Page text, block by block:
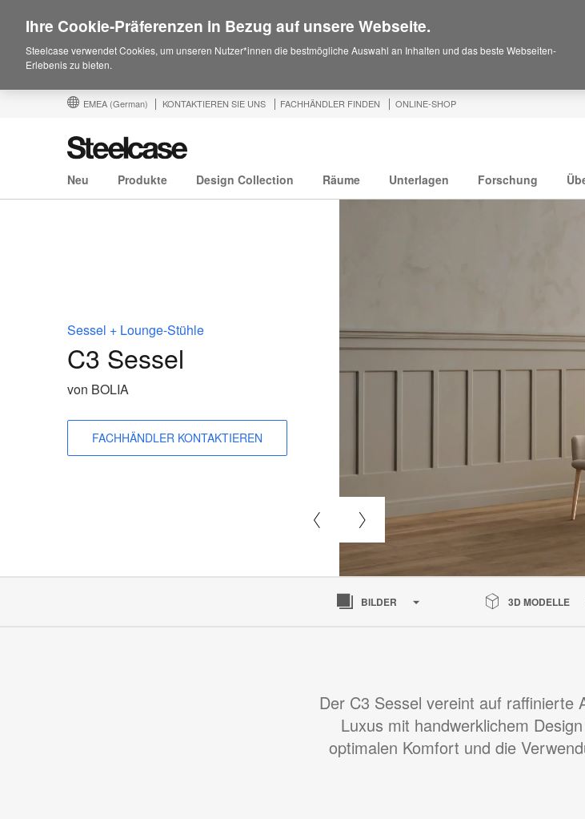
EMEA (German) KONTAKTIEREN SIE UNS FACHHÄNDLER FINDEN ONLINE-SHOP
Neu Produkte Design Collection Räume Unterlagen Forschung
Sessel + Lounge-Stühle
C3 Sessel
von BOLIA
FACHHÄNDLER KONTAKTIEREN
BILDER 3D MODELLE
Der C3 Sessel vereint auf raffinierte
Luxus mit handwerklichem
optimalen Komfort und die
Ihre Cookie-Präferenzen in Bezug auf unsere Webseite.
Steelcase verwendet Cookies, um unseren Nutzer*innen die bestmögliche Auswahl an Inhalten und das beste Webseiten-
Erlebenis zu bieten.